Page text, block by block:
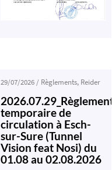
29/07/2026 / Règlements, Reider
2026.07.29_Règlement
temporaire de
circulation à Esch-
sur-Sure (Tunnel
Vision feat Nosi) du
01.08 au 02.08.2026